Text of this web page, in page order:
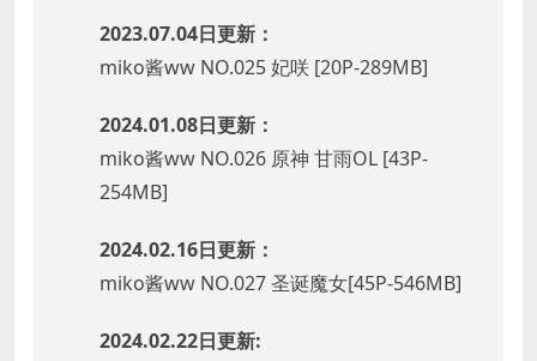
2023.07.04日更新：
miko酱ww NO.025 妃咲 [20P-289MB]
2024.01.08日更新：
miko酱ww NO.026 原神 甘雨OL [43P-
254MB]
2024.02.16日更新：
miko酱ww NO.027 圣诞魔女[45P-546MB]
2024.02.22日更新: